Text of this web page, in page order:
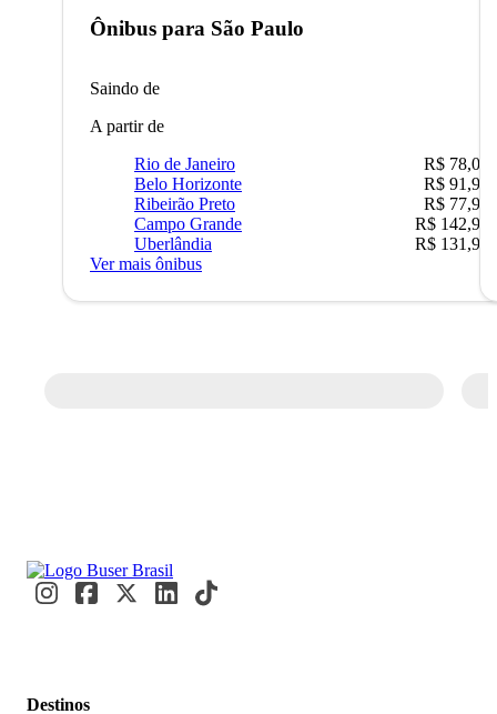
Ônibus para São Paulo
Saindo de
A partir de
Rio de Janeiro
R$ 78,02
Belo Horizonte
R$ 91,90
Ribeirão Preto
R$ 77,90
Campo Grande
R$ 142,90
Uberlândia
R$ 131,90
Ver mais ônibus
Destinos